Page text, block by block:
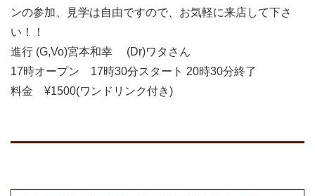
ンの参加、見学は自由ですので、お気軽に来店して下さ
い！！
進行 (G,Vo)宮本和幸 (Dr)ワタさん
17時オープン 17時30分スタート 20時30分終了
料金 ¥1500(ワンドリンク付き)